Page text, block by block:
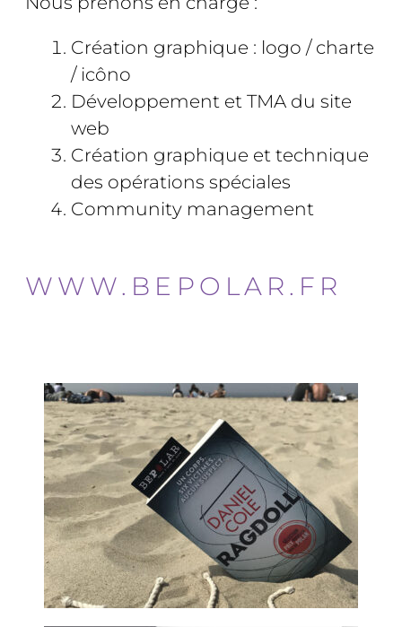
Création graphique : logo / charte
/ icôno
Développement et TMA du site
web
Création graphique et technique
des opérations spéciales
Community management
WWW.BEPOLAR.FR